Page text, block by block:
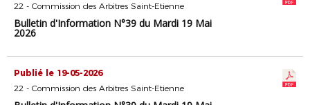
22 - Commission des Arbitres Saint-Etienne
Bulletin d'Information N°39 du Mardi 19 Mai
2026
Publié le 19-05-2026
22 - Commission des Arbitres Saint-Etienne